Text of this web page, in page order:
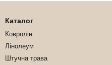
Каталог
Ковролін
Лінолеум
Штучна трава